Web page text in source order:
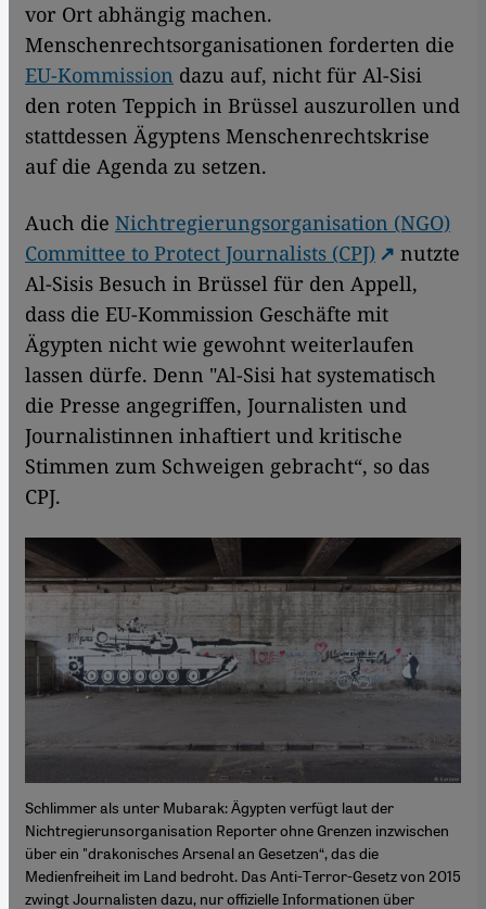
vor Ort abhängig machen.
Menschenrechtsorganisationen forderten die
EU-Kommission dazu auf, nicht für Al-Sisi
den roten Teppich in Brüssel auszurollen und
stattdessen Ägyptens Menschenrechtskrise
auf die Agenda zu setzen.
Auch die Nichtregierungsorganisation (NGO)
Committee to Protect Journalists (CPJ)
nutzte
Al-Sisis Besuch in Brüssel für den Appell,
dass die EU-Kommission Geschäfte mit
Ägypten nicht wie gewohnt weiterlaufen
lassen dürfe. Denn "Al-Sisi hat systematisch
die Presse angegriffen, Journalisten und
Journalistinnen inhaftiert und kritische
Stimmen zum Schweigen gebracht“, so das
CPJ.
Schlimmer als unter Mubarak: Ägypten verfügt laut der
Nichtregierunsorganisation Reporter ohne Grenzen inzwischen
über ein "drakonisches Arsenal an Gesetzen“, das die
Medienfreiheit im Land bedroht. Das Anti-Terror-Gesetz von 2015
zwingt Journalisten dazu, nur offizielle Informationen über